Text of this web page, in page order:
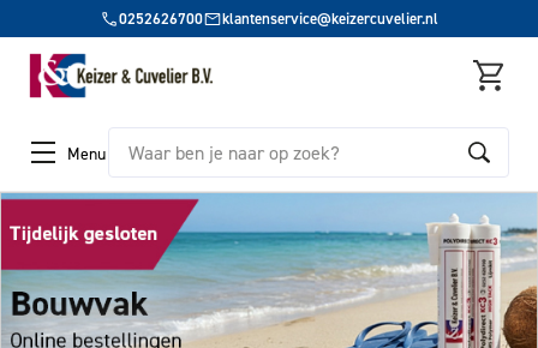
0252626700 klantenservice@keizercuvelier.nl
Menu Zoeken